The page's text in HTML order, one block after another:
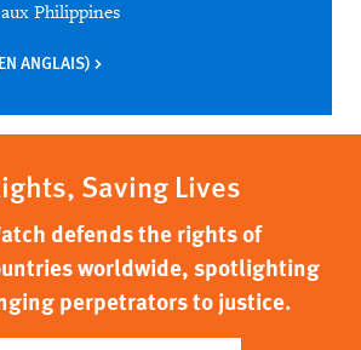
Philippines
ANGLAIS)
Saving Lives
defends the rights of
worldwide, spotlighting
perpetrators to justice.